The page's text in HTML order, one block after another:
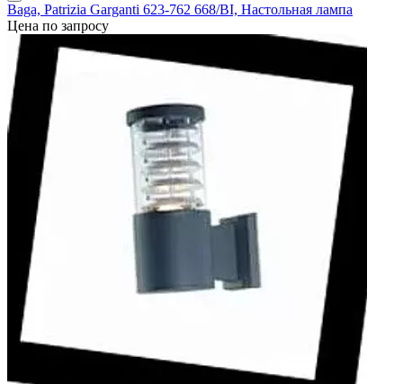
Baga, Patrizia Garganti 623-762 668/BI, Настольная лампа
Цена по запросу